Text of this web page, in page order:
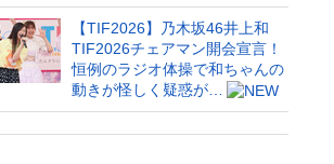
【TIF2026】乃木坂46井上和
TIF2026チェアマン開会宣言！
恒例のラジオ体操で和ちゃんの
動きが怪しく疑惑が…